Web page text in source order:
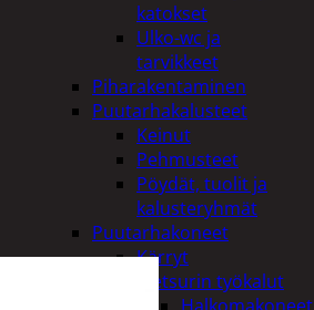
katokset
Ulko-wc ja
tarvikkeet
Piharakentaminen
Puutarhakalusteet
Keinut
Pehmusteet
Pöydät, tuolit ja
kalusteryhmät
Puutarhakoneet
Kärryt
Metsurin työkalut